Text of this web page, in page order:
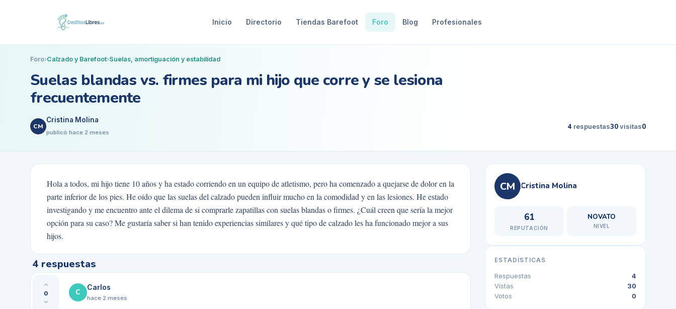
Inicio Directorio Tiendas Barefoot Foro Blog Profesionales
Foro›Calzado y Barefoot›Suelas, amortiguación y estabilidad
Suelas blandas vs. firmes para mi hijo que corre y se lesiona
frecuentemente
CM
Cristina Molina
publicó hace 2 meses
4 respuestas30visitas0
Hola a todos, mi hijo tiene 10 años y ha estado corriendo en un equipo de atletismo, pero ha comenzado a quejarse de dolor en la
parte inferior de los pies. He oído que las suelas del calzado pueden influir mucho en la comodidad y en las lesiones. He estado
investigando y me encuentro ante el dilema de si comprarle zapatillas con suelas blandas o firmes. ¿Cuál creen que sería la mejor
opción para su caso? Me gustaría saber si han tenido experiencias similares y qué tipo de calzado les ha funcionado mejor a sus
hijos.
4 respuestas
0 C
Carlos
hace 2 meses
CM Cristina Molina
61
REPUTACIÓN
NOVATO
NIVEL
ESTADÍSTICAS
Respuestas
4
Vistas
30
Votos
0